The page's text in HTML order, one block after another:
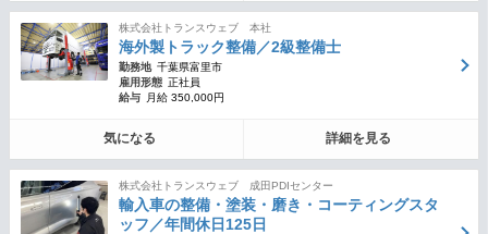
株式会社トランスウェブ 本社
海外製トラック整備／2級整備士
勤務地 千葉県富里市
雇用形態 正社員
給与
月給 350,000円
気になる 詳細を見る
株式会社トランスウェブ 成田PDIセンター
輸入車の整備・塗装・磨き・コーティングスタ
ッフ／年間休日125日